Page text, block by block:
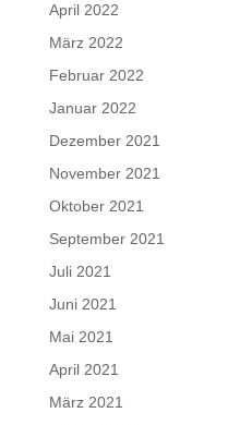
April 2022
März 2022
Februar 2022
Januar 2022
Dezember 2021
November 2021
Oktober 2021
September 2021
Juli 2021
Juni 2021
Mai 2021
April 2021
März 2021